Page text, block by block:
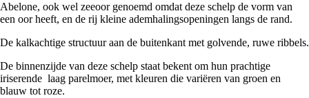
Abelone, ook wel zeeoor genoemd omdat deze schelp de vorm van
een oor heeft, en de rij kleine ademhalingsopeningen langs de rand.
De kalkachtige structuur aan de buitenkant met golvende, ruwe ribbels.
De binnenzijde van deze schelp staat bekent om hun prachtige
iriserende laag parelmoer, met kleuren die variëren van groen en
blauw tot roze.